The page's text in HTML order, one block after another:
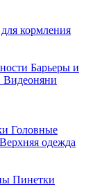
кормления
Барьеры и
Видеоняни
Головные
Верхняя одежда
Пинетки